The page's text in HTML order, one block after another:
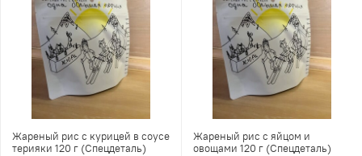
Жареный рис с курицей в соусе
терияки 120 г (Спецдеталь)
Жареный рис с яйцом и
овощами 120 г (Спецдеталь)